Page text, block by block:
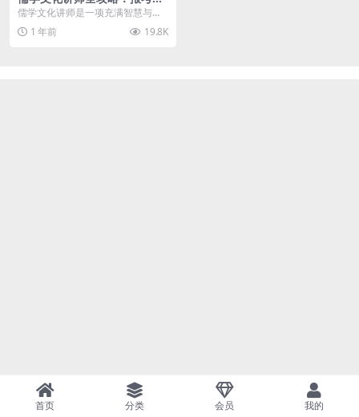
件、学习内容、证书价值及就
儒学文化讲师是一项充满智慧与传
承的职业，他们不仅是儒学知识的
传播者，更是中华文化...
1 年前 19.8K
首页 分类 会员 我的